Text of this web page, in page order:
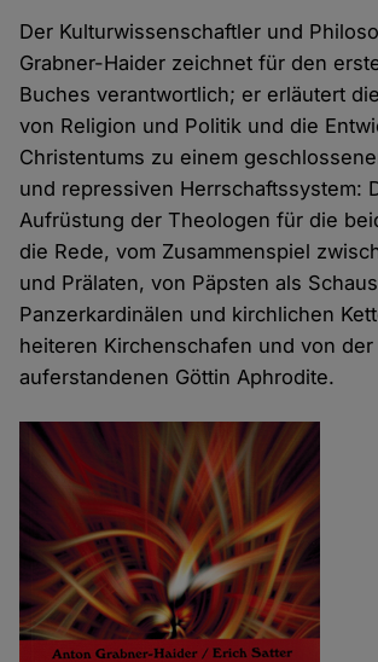
Der Kulturwissenschaftler und
Grabner-Haider zeichnet für den
Buches verantwortlich; er erläutert
von Religion und Politik und die
Christentums zu einem
und repressiven Herrschaftssystem:
Aufrüstung der Theologen für die
die Rede, vom Zusammenspiel
und Prälaten, von Päpsten als
Panzerkardinälen und kirchlichen
heiteren Kirchenschafen und von der
auferstandenen Göttin Aphrodite.